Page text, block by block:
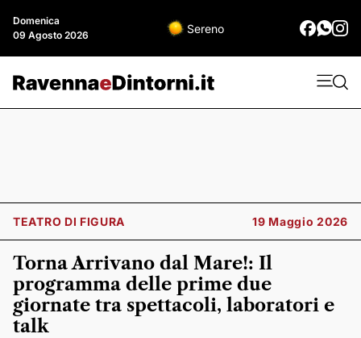
Domenica
09 Agosto 2026
Sereno
TEATRO DI FIGURA 19 Maggio 2026
Torna Arrivano dal Mare!: Il
programma delle prime due
giornate tra spettacoli, laboratori e
talk